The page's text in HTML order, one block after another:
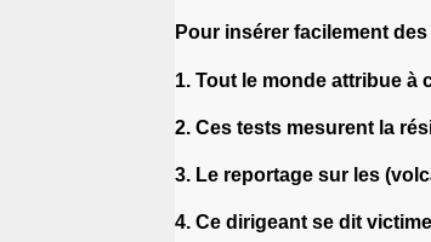
Pour insérer facilement
1. Tout le monde attribue à
2. Ces tests mesurent la
3. Le reportage sur les
4. Ce dirigeant se dit